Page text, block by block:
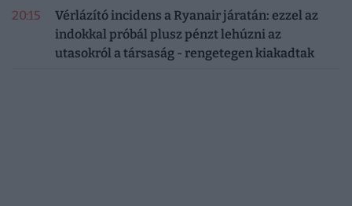
20:15
Vérlázító incidens a Ryanair járatán: ezzel az
indokkal próbál plusz pénzt lehúzni az
utasokról a társaság - rengetegen kiakadtak